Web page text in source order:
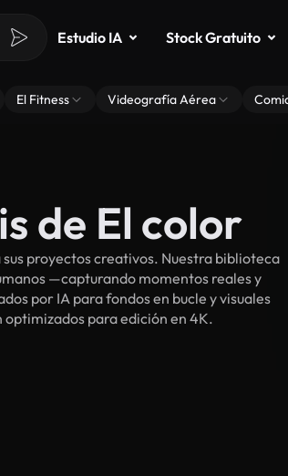
Estudio IA Stock Gratuito
El Fitness Videografía Aérea
de El color
proyectos creativos. Nuestra biblioteca
—capturando momentos reales y
por IA para fondos en bucle y visuales
optimizados para edición en 4K.